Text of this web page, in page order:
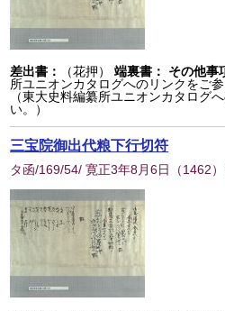
差出書： （花押） 端裏書： その他事
所ユニオンカタログへのリンクをご参
（東大史料編纂所ユニオンカタログ
い。）
三宝院御出代粮下行切符
タ函/169/54/ 寛正3年8月6日 （1462